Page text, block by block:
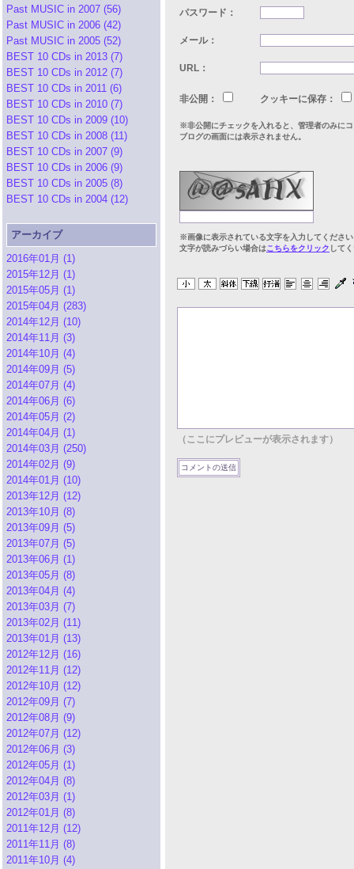
Past MUSIC in 2007 (56)
Past MUSIC in 2006 (42)
Past MUSIC in 2005 (52)
BEST 10 CDs in 2013 (7)
BEST 10 CDs in 2012 (7)
BEST 10 CDs in 2011 (6)
BEST 10 CDs in 2010 (7)
BEST 10 CDs in 2009 (10)
BEST 10 CDs in 2008 (11)
BEST 10 CDs in 2007 (9)
BEST 10 CDs in 2006 (9)
BEST 10 CDs in 2005 (8)
BEST 10 CDs in 2004 (12)
アーカイブ
2016年01月 (1)
2015年12月 (1)
2015年05月 (1)
2015年04月 (283)
2014年12月 (10)
2014年11月 (3)
2014年10月 (4)
2014年09月 (5)
2014年07月 (4)
2014年06月 (6)
2014年05月 (2)
2014年04月 (1)
2014年03月 (250)
2014年02月 (9)
2014年01月 (10)
2013年12月 (12)
2013年10月 (8)
2013年09月 (5)
2013年07月 (5)
2013年06月 (1)
2013年05月 (8)
2013年04月 (4)
2013年03月 (7)
2013年02月 (11)
2013年01月 (13)
2012年12月 (16)
2012年11月 (12)
2012年10月 (12)
2012年09月 (7)
2012年08月 (9)
2012年07月 (12)
2012年06月 (3)
2012年05月 (1)
2012年04月 (8)
2012年03月 (1)
2012年01月 (8)
2011年12月 (12)
2011年11月 (8)
2011年10月 (4)
パスワード：
メール：
URL：
非公開： クッキーに保存：
※非公開にチェックを入れると、管理者のみに
ブログの画面には表示されません。
※画像に表示されている文字を入力してくださ
文字が読みづらい場合はこちらをクリック して
（ここにプレビューが表示されます）